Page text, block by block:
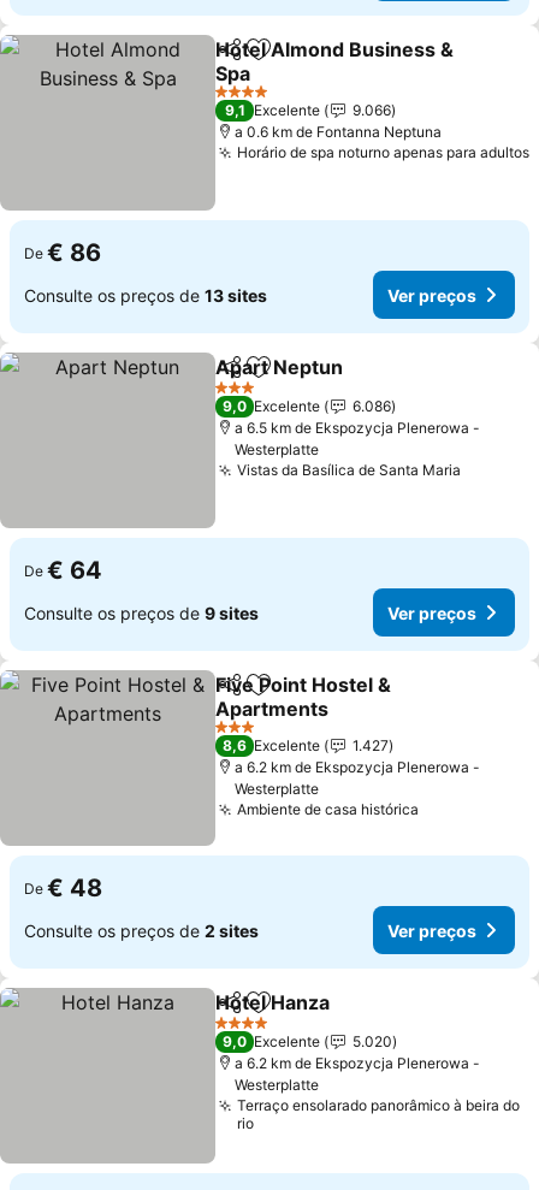
PartilharAdicionar aos favoritos
Hotel Almond Business &
Spa
Ver preços
4 Estrelas
9,1 Excelente
9.066
a 0.6 km de Fontanna Neptuna
Horário de spa noturno apenas para adultos
De € 86
Consulte os preços de 13 sites Ver preços
PartilharAdicionar aos favoritos
Apart Neptun
3 Estrelas
9,0 Excelente
6.086
a 6.5 km de Ekspozycja Plenerowa -
Westerplatte
Vistas da Basílica de Santa Maria
De € 64
Consulte os preços de 9 sites Ver preços
PartilharAdicionar aos favoritos
Five Point Hostel &
Apartments
Ver preços
3 Estrelas
8,6 Excelente
1.427
a 6.2 km de Ekspozycja Plenerowa -
Westerplatte
Ambiente de casa histórica
De € 48
Consulte os preços de 2 sites Ver preços
PartilharAdicionar aos favoritos
Hotel Hanza
4 Estrelas
9,0 Excelente
5.020
a 6.2 km de Ekspozycja Plenerowa -
Westerplatte
Terraço ensolarado panorâmico à beira do
rio